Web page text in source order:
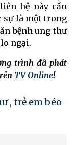
hệ này cần
sự là một trong
bệnh ung thư
ngại.
trình đã phát
TV Online!
, trẻ em béo